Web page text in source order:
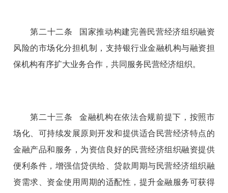
第二十二条 国家推动构建完善民营经济组织融资
风险的市场化分担机制，支持银行业金融机构与融资担
保机构有序扩大业务合作，共同服务民营经济组织。
第二十三条 金融机构在依法合规前提下，按照市
场化、可持续发展原则开发和提供适合民营经济特点的
金融产品和服务，为资信良好的民营经济组织融资提供
便利条件，增强信贷供给、贷款周期与民营经济组织融
资需求、资金使用周期的适配性，提升金融服务可获得